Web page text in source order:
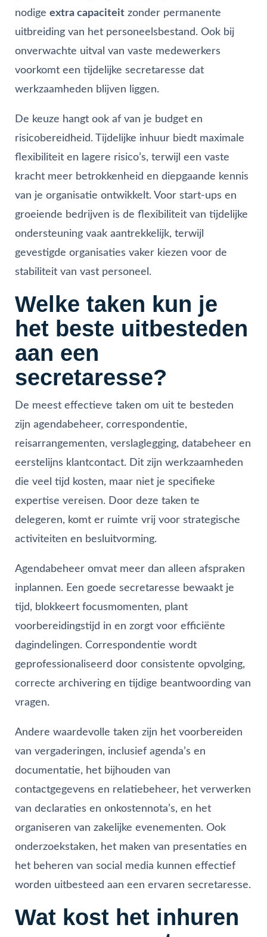
nodige extra capaciteit zonder permanente
uitbreiding van het personeelsbestand. Ook bij
onverwachte uitval van vaste medewerkers
voorkomt een tijdelijke secretaresse dat
werkzaamheden blijven liggen.
De keuze hangt ook af van je budget en
risicobereidheid. Tijdelijke inhuur biedt maximale
flexibiliteit en lagere risico’s, terwijl een vaste
kracht meer betrokkenheid en diepgaande kennis
van je organisatie ontwikkelt. Voor start-ups en
groeiende bedrijven is de flexibiliteit van tijdelijke
ondersteuning vaak aantrekkelijk, terwijl
gevestigde organisaties vaker kiezen voor de
stabiliteit van vast personeel.
Welke taken kun je
het beste uitbesteden
aan een
secretaresse?
De meest effectieve taken om uit te besteden
zijn agendabeheer, correspondentie,
reisarrangementen, verslaglegging, databeheer en
eerstelijns klantcontact. Dit zijn werkzaamheden
die veel tijd kosten, maar niet je specifieke
expertise vereisen. Door deze taken te
delegeren, komt er ruimte vrij voor strategische
activiteiten en besluitvorming.
Agendabeheer omvat meer dan alleen afspraken
inplannen. Een goede secretaresse bewaakt je
tijd, blokkeert focusmomenten, plant
voorbereidingstijd in en zorgt voor efficiënte
dagindelingen. Correspondentie wordt
geprofessionaliseerd door consistente opvolging,
correcte archivering en tijdige beantwoording van
vragen.
Andere waardevolle taken zijn het voorbereiden
van vergaderingen, inclusief agenda’s en
documentatie, het bijhouden van
contactgegevens en relatiebeheer, het verwerken
van declaraties en onkostennota’s, en het
organiseren van zakelijke evenementen. Ook
onderzoekstaken, het maken van presentaties en
het beheren van social media kunnen effectief
worden uitbesteed aan een ervaren secretaresse.
Wat kost het inhuren